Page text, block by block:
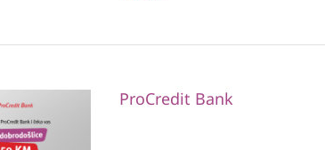
ProCredit Bank